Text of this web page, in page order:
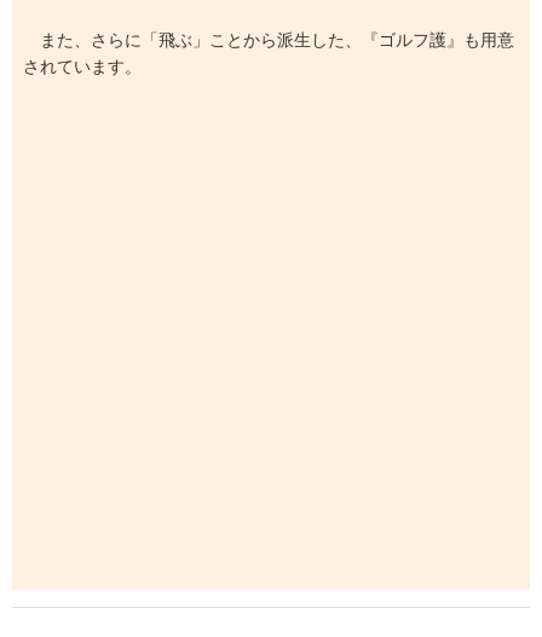
また、さらに「飛ぶ」ことから派生した、『ゴルフ護』も用意
されています。